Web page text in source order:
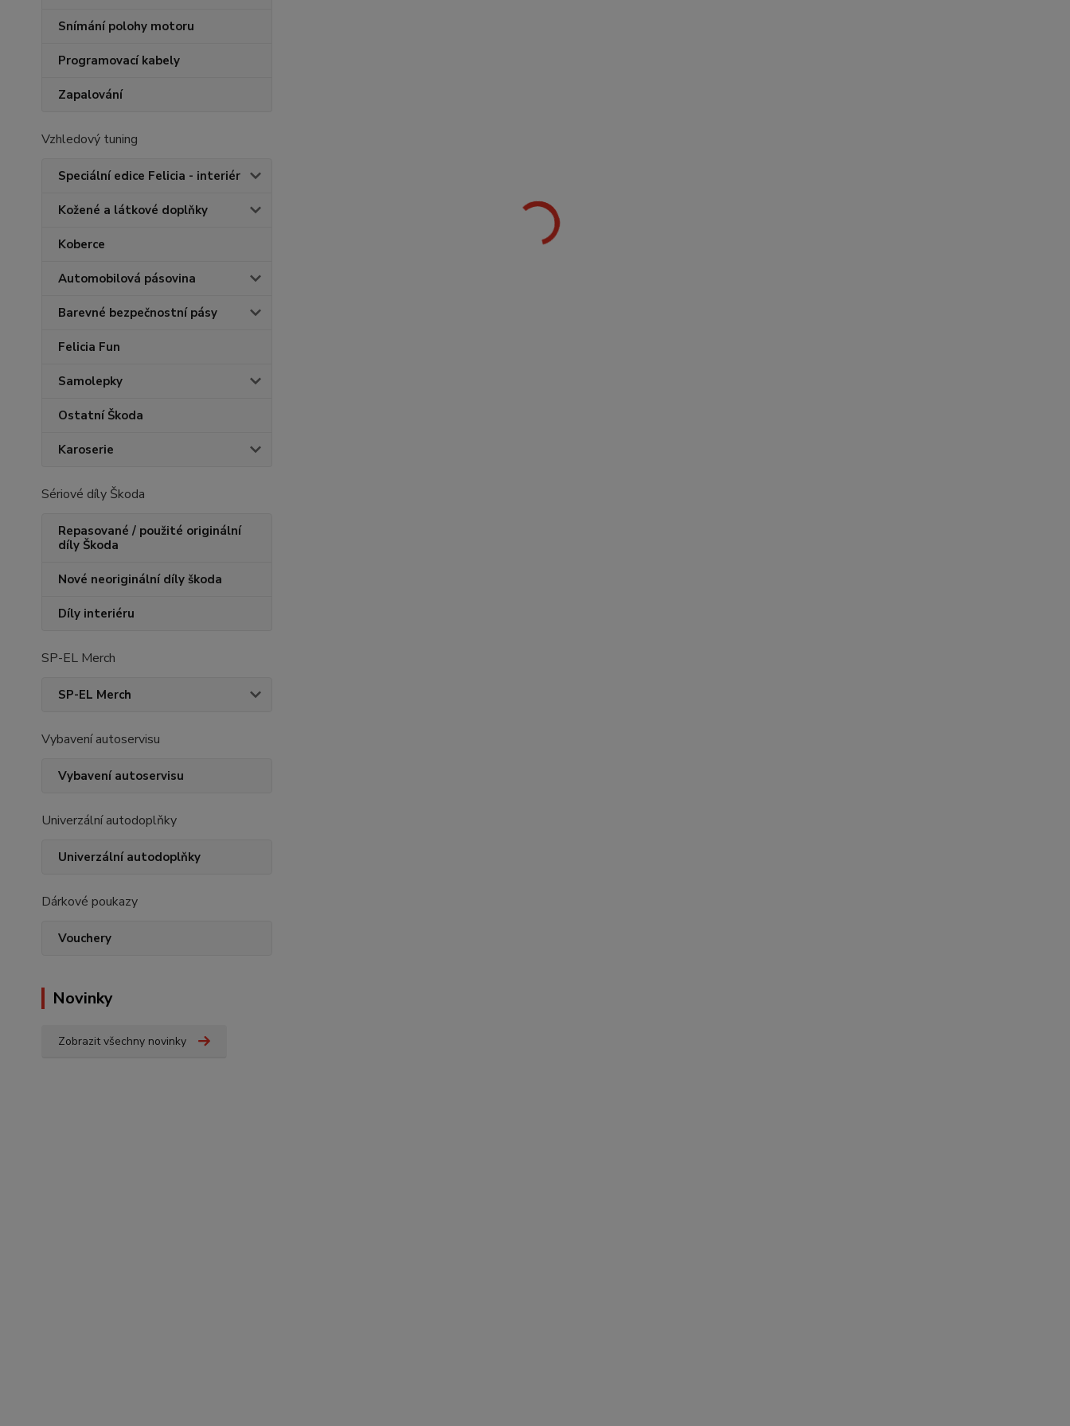
Snímání polohy motoru
Programovací kabely
Zapalování
Vzhledový tuning
Speciální edice Felicia - interiér
Kožené a látkové doplňky
Koberce
Automobilová pásovina
Barevné bezpečnostní pásy
Felicia Fun
Samolepky
Ostatní Škoda
Karoserie
Sériové díly Škoda
Repasované / použité originální
díly Škoda
Nové neoriginální díly škoda
Díly interiéru
SP-EL Merch
SP-EL Merch
Vybavení autoservisu
Vybavení autoservisu
Univerzální autodoplňky
Univerzální autodoplňky
Dárkové poukazy
Vouchery
Novinky
Zobrazit všechny novinky